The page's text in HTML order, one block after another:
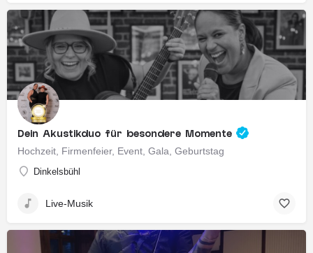
Dein Akustikduo für besondere Momente
Hochzeit, Firmenfeier, Event, Gala, Geburtstag
Dinkelsbühl
Live-Musik